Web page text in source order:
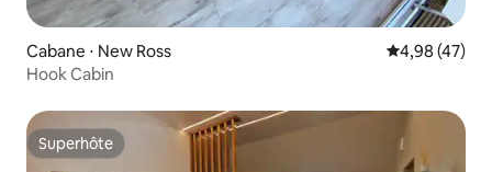
Cabane ⋅ New Ross Évaluation
4,98 (47)
Hook Cabin
Superhôte
Superhôte